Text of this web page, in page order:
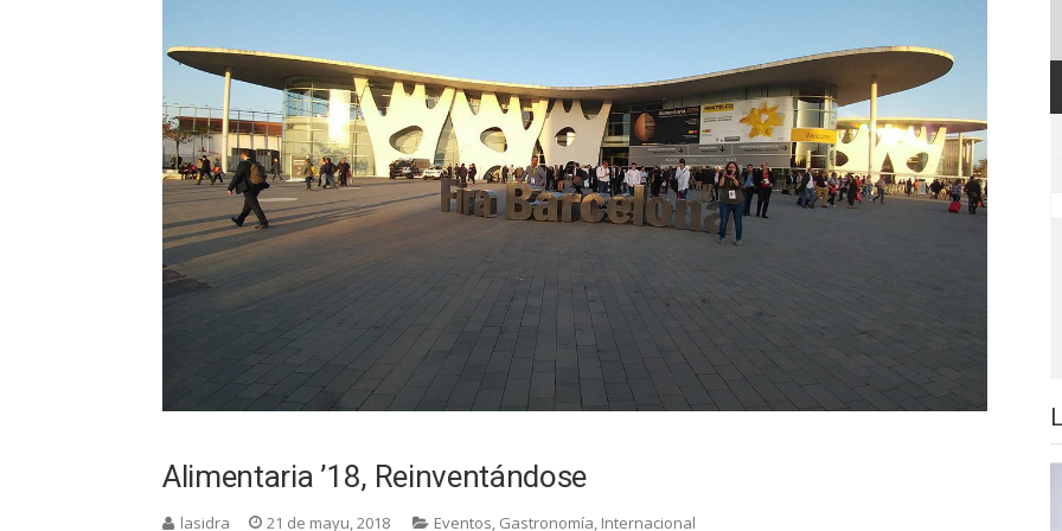
Alimentaria ’18, Reinventándose
lasidra 21 de mayu, 2018 Eventos, Gastronomía, Internacional